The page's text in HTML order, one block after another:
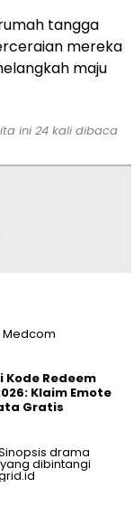
tangga
mereka
maju
ini 24 kali dibaca
Kode Redeem
Klaim Emote
Gratis